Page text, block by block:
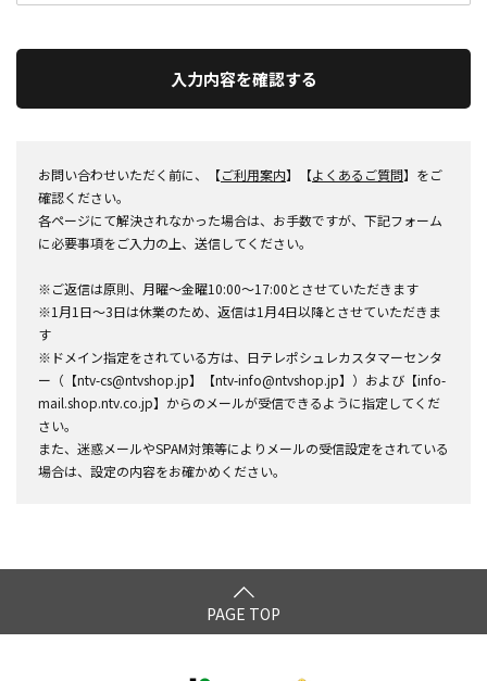
入力内容を確認する
お問い合わせいただく前に、【ご利用案内】【よくあるご質問】をご
確認ください。
各ページにて解決されなかった場合は、お手数ですが、下記フォーム
に必要事項をご入力の上、送信してください。
※ご返信は原則、月曜～金曜10:00～17:00とさせていただきます
※1月1日～3日は休業のため、返信は1月4日以降とさせていただきま
す
※ドメイン指定をされている方は、日テレポシュレカスタマーセンタ
ー（【ntv-cs@ntvshop.jp】【ntv-info@ntvshop.jp】）および【info-
mail.shop.ntv.co.jp】からのメールが受信できるように指定してくだ
さい。
また、迷惑メールやSPAM対策等によりメールの受信設定をされている
場合は、設定の内容をお確かめください。
PAGE TOP